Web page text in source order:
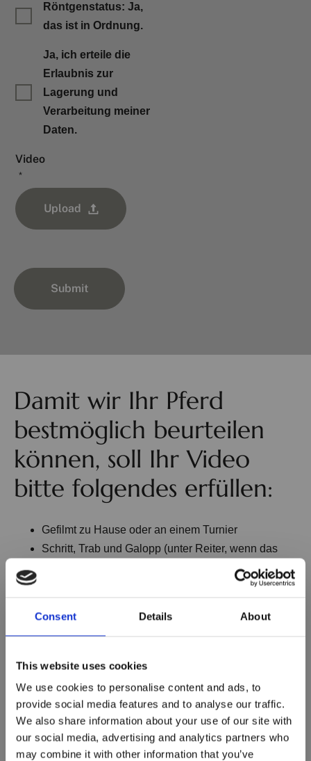
Consent Details About
This website uses cookies
We use cookies to personalise content and ads, to
provide social media features and to analyse our traffic.
We also share information about your use of our site with
our social media, advertising and analytics partners who
may combine it with other information that you’ve
Röntgenstatus: Ja,
das ist in Ordnung.
Ja, ich erteile die
Erlaubnis zur
Lagerung und
Verarbeitung meiner
Daten.
Video
*
Upload
Submit
Damit wir Ihr Pferd
bestmöglich beurteilen
können, soll Ihr Video
bitte folgendes erfüllen:
Gefilmt zu Hause oder an einem Turnier
Schritt, Trab und Galopp (unter Reiter, wenn das
Sehen Siedieses Video